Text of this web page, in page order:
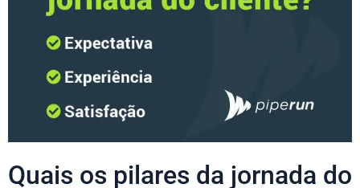
Quais os pilares da jornada do